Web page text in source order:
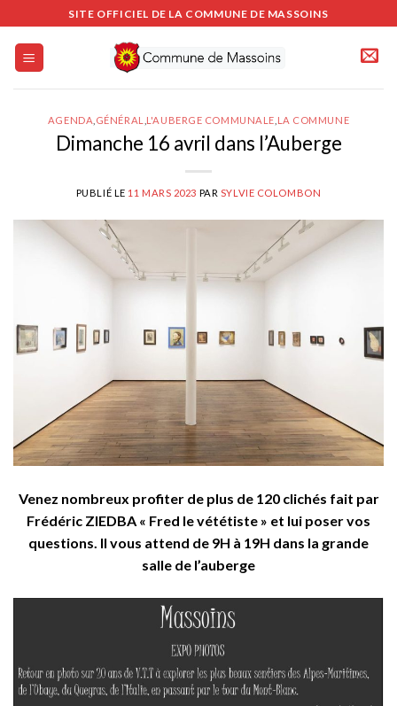
au
contenu
SITE OFFICIEL DE LA COMMUNE DE MASSOINS
AGENDA GÉNÉRAL L'AUBERGE COMMUNALE LA COMMUNE
Dimanche 16 avril dans l’Auberge
PUBLIÉ LE 11 MARS 2023 PAR SYLVIE COLOMBON
Venez nombreux profiter de plus de 120 clichés fait par
Frédéric ZIEDBA « Fred le vététiste » et lui poser vos
questions. Il vous attend de 9H à 19H dans la grande
salle de l’auberge